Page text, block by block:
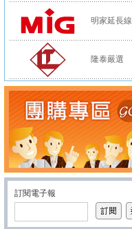
明家延長線
隆泰嚴選